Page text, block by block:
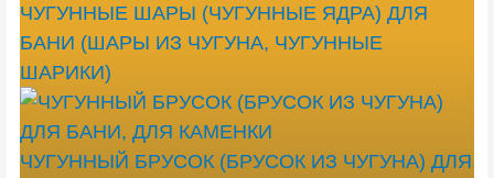
ЧУГУННЫЕ ШАРЫ (ЧУГУННЫЕ ЯДРА) ДЛЯ
БАНИ (ШАРЫ ИЗ ЧУГУНА, ЧУГУННЫЕ
ШАРИКИ)
ЧУГУННЫЙ БРУСОК (БРУСОК ИЗ ЧУГУНА) ДЛЯ